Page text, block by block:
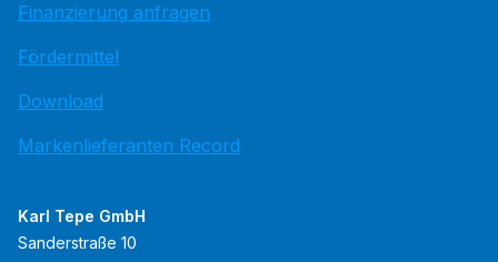
Finanzierung anfragen
Fördermittel
Download
Markenlieferanten Record
Karl Tepe GmbH
Sanderstraße 10